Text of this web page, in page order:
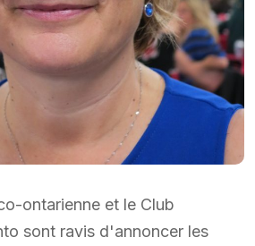
ontarienne et le Club
sont ravis d'annoncer les